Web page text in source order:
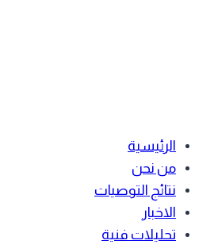
الرئيسية
من نحن
نتائج التوصيات
الاخبار
تحليلات فنية